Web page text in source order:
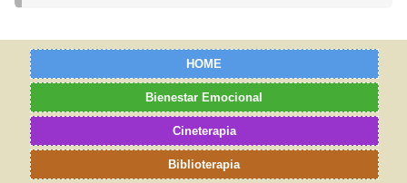
HOME
Bienestar Emocional
Cineterapia
Biblioterapia